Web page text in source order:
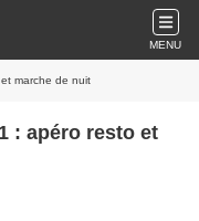
MENU
marche de nuit
: apéro resto et